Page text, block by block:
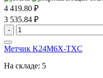
4 419.80 ₽
3 535.84 ₽
-
Метчик K24M6X-TXC
На складе: 5